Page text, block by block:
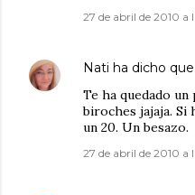
27 de abril de 2010 a
Nati ha dicho
Te ha quedado
biroches jajaja. Si
un 20. Un besazo.
27 de abril de 2010 a